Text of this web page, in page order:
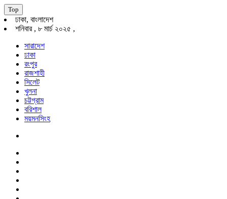
Top
ঢাকা, বাংলাদেশ
শনিবার , ৮ মার্চ ২০২৫ ,
সারাদেশ
ঢাকা
রংপুর
রাজশাহী
সিলেট
খুলনা
চট্টগ্রাম
বরিশাল
ময়মনসিংহ